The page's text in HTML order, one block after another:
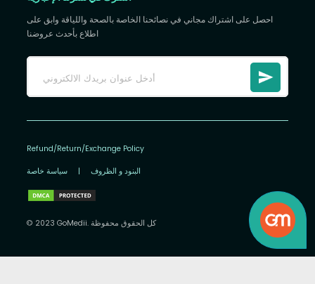
احصل على اشتراك مجاني في نصائحنا الخاصة بالصحة واللياقة وابق على
اطلاع بأحدث عروضنا
Refund/Return/Exchange Policy
سياسة خاصة | البنود و الظروف
© 2023 GoMedii. كل الحقوق محفوظة